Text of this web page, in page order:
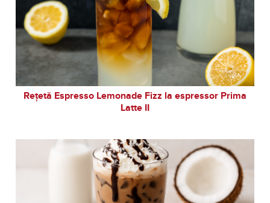
Rețetă Espresso Lemonade Fizz la espressor Prima
Latte II